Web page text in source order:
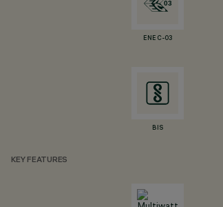
ENEC-03
BIS
KEY FEATURES